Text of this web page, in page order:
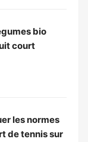
bio
court
les normes
de tennis sur